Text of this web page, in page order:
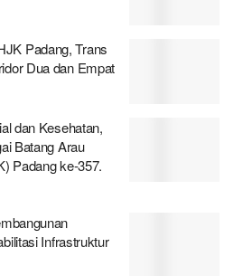
Padang, Trans
Dua dan Empat
dan Kesehatan,
Batang Arau
Padang ke-357.
Infrastruktur